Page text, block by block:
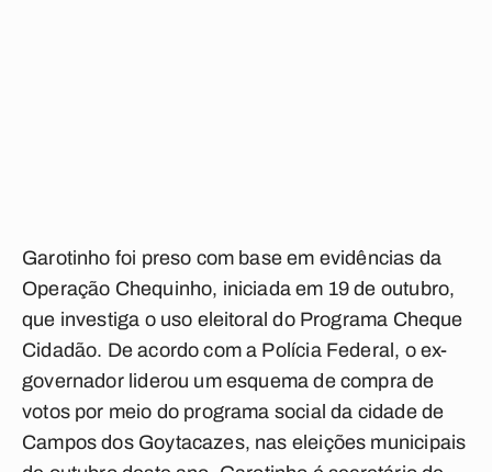
Garotinho foi preso com base em evidências da
Operação Chequinho, iniciada em 19 de outubro,
que investiga o uso eleitoral do Programa Cheque
Cidadão. De acordo com a Polícia Federal, o ex-
governador liderou um esquema de compra de
votos por meio do programa social da cidade de
Campos dos Goytacazes, nas eleições municipais